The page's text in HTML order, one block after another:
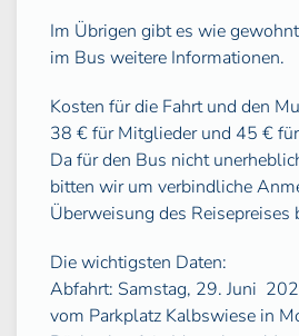
Im Übrigen gibt es wie
im Bus weitere Informationen.
Kosten für die Fahrt und den
38 € für Mitglieder und 45 €
Da für den Bus nicht
bitten wir um verbindliche
Überweisung des
Die wichtigsten Daten:
Abfahrt: Samstag, 29. Juni
vom Parkplatz Kalbswiese in